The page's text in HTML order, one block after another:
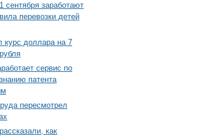
сентября заработают
перевозки детей
курс доллара на 7
сервис по
патента
пересмотрел
как